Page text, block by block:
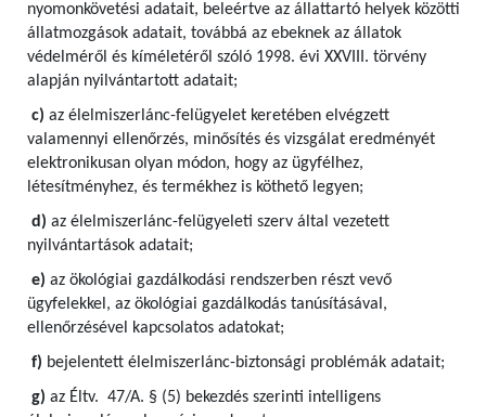
nyomonkövetési adatait, beleértve az állattartó helyek közötti
állatmozgások adatait, továbbá az ebeknek az állatok
védelméről és kíméletéről szóló 1998. évi XXVIII. törvény
alapján nyilvántartott adatait;
c) az élelmiszerlánc-felügyelet keretében elvégzett
valamennyi ellenőrzés, minősítés és vizsgálat eredményét
elektronikusan olyan módon, hogy az ügyfélhez,
létesítményhez, és termékhez is köthető legyen;
d) az élelmiszerlánc-felügyeleti szerv által vezetett
nyilvántartások adatait;
e) az ökológiai gazdálkodási rendszerben részt vevő
ügyfelekkel, az ökológiai gazdálkodás tanúsításával,
ellenőrzésével kapcsolatos adatokat;
f) bejelentett élelmiszerlánc-biztonsági problémák adatait;
g) az Éltv. 47/A. § (5) bekezdés szerinti intelligens